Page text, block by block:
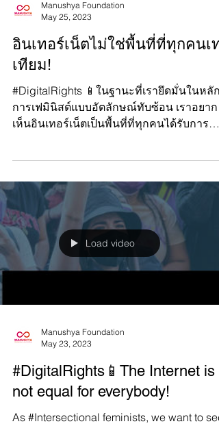
Manushya Foundation
May 25, 2023
อินเทอร์เน็ตไม่ใช่พื้นที่ที่ทุกคนเท่
เทียม!
#DigitalRights 📱ในฐานะที่เรายึดมั่นในหลัก
การเฟมินิสต์แบบอัตลักษณ์ทับซ้อน เราอยาก
เห็นอินเทอร์เน็ตเป็นพื้นที่ที่ทุกคนได้รับการ
Load video
Manushya Foundation
May 23, 2023
#DigitalRights📱The Internet is
not equal for everybody!
As #Intersectional feminists, we want to see